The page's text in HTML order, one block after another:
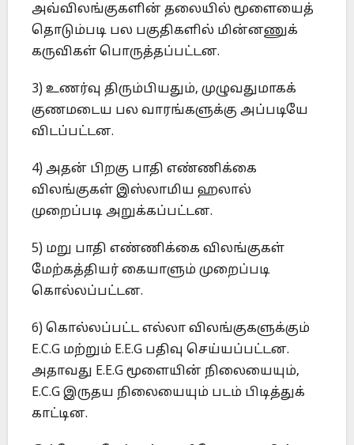
அவ்விலங்குகளின் தலையில் மூளையைத்
தொடும்படி பல பகுதிகளில் மின்னணுக்
கருவிகள் பொருத்தப்பட்டன.
3) உணர்வு திரும்பியதும், முழுவதுமாகக்
குணமடைய பல வாரங்களுக்கு அப்படியே
விடப்பட்டன.
4) அதன் பிறகு பாதி எண்ணிக்கை
விலங்குகள் இஸ்லாமிய ஹலால்
முறைப்படி அறுக்கப்பட்டன.
5) மறு பாதி எண்ணிக்கை விலங்குகள்
மேற்கத்தியர் கையாளும் முறைப்படி
கொல்லப்பட்டன.
6) கொல்லப்பட்ட எல்லா விலங்குகளுக்கும்
E.C.G மற்றும் E.E.G பதிவு செய்யப்பட்டன.
அதாவது E.E.G மூளையின் நிலையையும்,
E.C.G இருதய நிலையையும் படம் பிடித்துக்
காட்டின.